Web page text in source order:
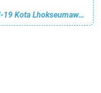
Alhamdulillah, Satu OTG Covid-19 Kota Lhokseumawe Bebas Virus Corona